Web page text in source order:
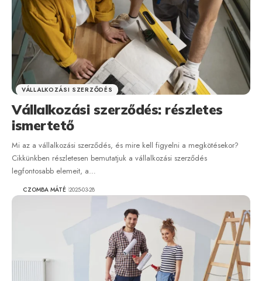
VÁLLALKOZÁSI SZERZŐDÉS
Vállalkozási szerződés: részletes
ismertető
Mi az a vállalkozási szerződés, és mire kell figyelni a megkötésekor?
Cikkünkben részletesen bemutatjuk a vállalkozási szerződés
legfontosabb elemeit, a…
CZOMBA MÁTÉ 2025-03-28